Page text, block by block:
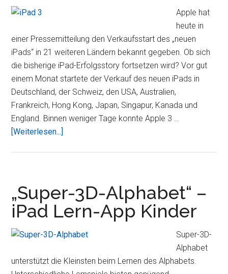
Apple hat
heute in
einer Pressemitteilung den Verkaufsstart des „neuen
iPads“ in 21 weiteren Ländern bekannt gegeben. Ob sich
die bisherige iPad-Erfolgsstory fortsetzen wird? Vor gut
einem Monat startete der Verkauf des neuen iPads in
Deutschland, der Schweiz, den USA, Australien,
Frankreich, Hong Kong, Japan, Singapur, Kanada und
England. Binnen weniger Tage konnte Apple 3 …
[Weiterlesen...]
in
21
Ländern
„Super-3D-Alphabet“ –
iPad Lern-App Kinder
Super-3D-
Alphabet
unterstützt die Kleinsten beim Lernen des Alphabets.